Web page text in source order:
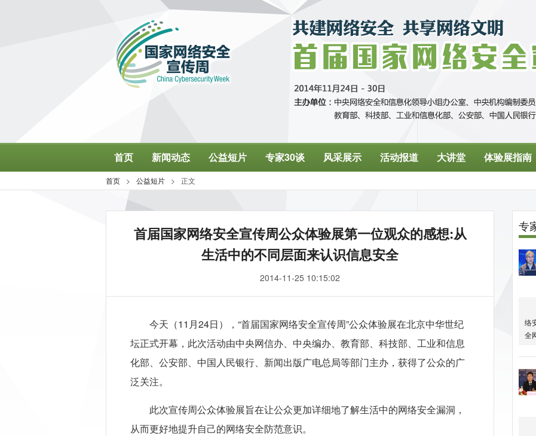
首届国家网络安全宣传周公众体验展第一位观众的感想:从
生活中的不同层面来认识信息安全
2014-11-25 10:15:02
今天（11月24日），“首届国家网络安全宣传周”公众体验展在北京中华世纪
坛正式开幕，此次活动由中央网信办、中央编办、教育部、科技部、工业和信息
化部、公安部、中国人民银行、新闻出版广电总局等部门主办，获得了公众的广
泛关注。
此次宣传周公众体验展旨在让公众更加详细地了解生活中的网络安全漏洞，
从而更好地提升自己的网络安全防范意识。